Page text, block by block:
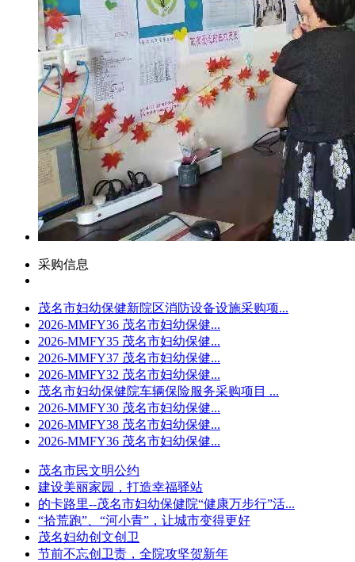
采购信息
茂名市妇幼保健新院区消防设备设施采购项...
2026-MMFY36 茂名市妇幼保健...
2026-MMFY35 茂名市妇幼保健...
2026-MMFY37 茂名市妇幼保健...
2026-MMFY32 茂名市妇幼保健...
茂名市妇幼保健院车辆保险服务采购项目 ...
2026-MMFY30 茂名市妇幼保健...
2026-MMFY38 茂名市妇幼保健...
2026-MMFY36 茂名市妇幼保健...
茂名市民文明公约
建设美丽家园，打造幸福驿站
的卡路里--茂名市妇幼保健院“健康万步行”活...
“拾荒跑”、“河小青”，让城市变得更好
茂名妇幼创文创卫
节前不忘创卫责，全院攻坚贺新年